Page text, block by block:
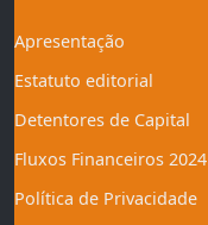
Apresentação
Estatuto editorial
Detentores de Capital
Fluxos Financeiros 2024
Política de Privacidade